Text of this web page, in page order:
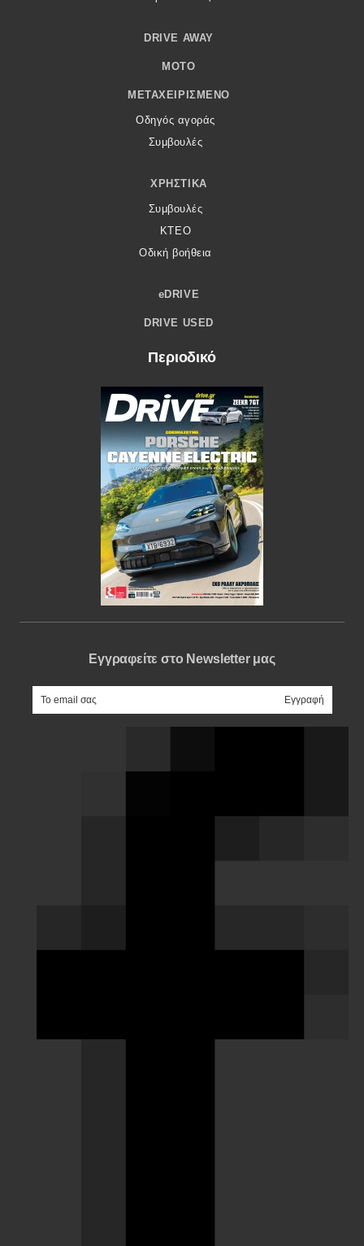
DRIVE AWAY
MOTO
ΜΕΤΑΧΕΙΡΙΣΜΈΝΟ
Οδηγός αγοράς
Συμβουλές
ΧΡΗΣΤΙΚΆ
Συμβουλές
ΚΤΕΟ
Οδική βοήθεια
eDRIVE
DRIVE USED
Περιοδικό
Εγγραφείτε στο Newsletter μας
e-mail